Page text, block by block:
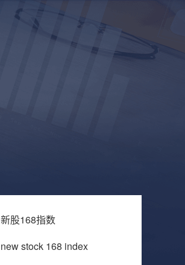
新股168指数
new stock 168 index